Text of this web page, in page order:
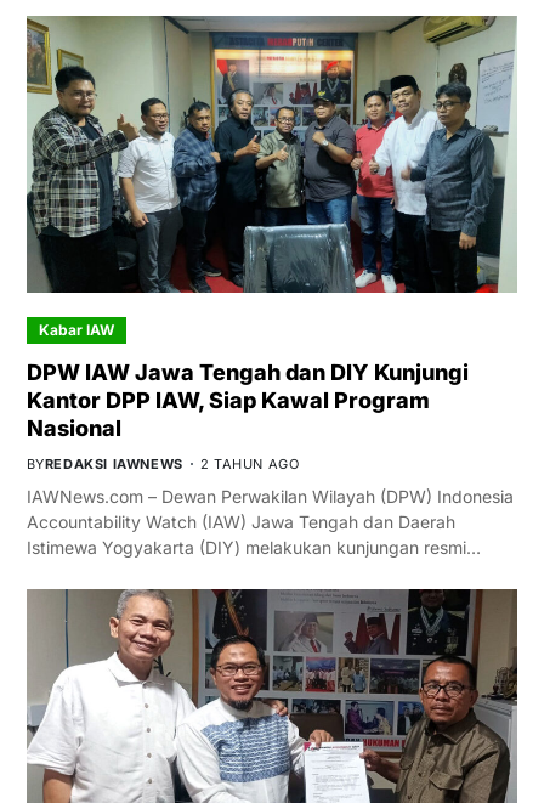
Kabar IAW
DPW IAW Jawa Tengah dan DIY Kunjungi
Kantor DPP IAW, Siap Kawal Program
Nasional
BYREDAKSI IAWNEWS 2 TAHUN AGO
IAWNews.com – Dewan Perwakilan Wilayah (DPW) Indonesia
Accountability Watch (IAW) Jawa Tengah dan Daerah
Istimewa Yogyakarta (DIY) melakukan kunjungan resmi…